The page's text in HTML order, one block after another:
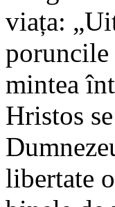
viața:
mintea
Hristos
libertate